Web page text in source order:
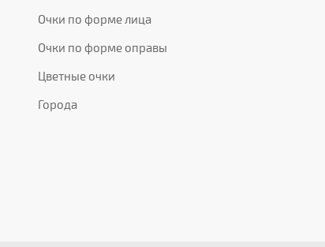
Очки по форме лица
Очки по форме оправы
Цветные очки
Города